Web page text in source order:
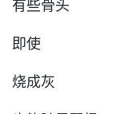
有些骨头
即使
烧成灰